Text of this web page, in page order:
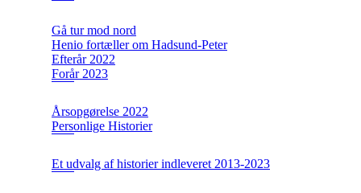
Gå tur mod nord
Henio fortæller om Hadsund-Peter
Efterår 2022
Forår 2023
Årsopgørelse 2022
Personlige Historier
Et udvalg af historier indleveret 2013-2023